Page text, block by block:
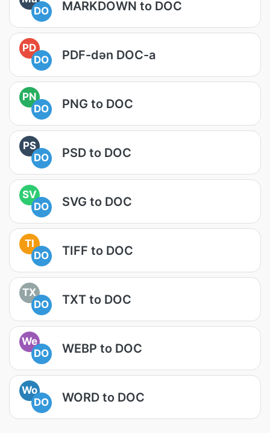
DO
MARKDOWN to DOC
PD
DO
PDF-dən DOC-a
PN
DO
PNG to DOC
PS
DO
PSD to DOC
SV
DO
SVG to DOC
TI
DO
TIFF to DOC
TX
DO
TXT to DOC
We
DO
WEBP to DOC
Wo
DO
WORD to DOC